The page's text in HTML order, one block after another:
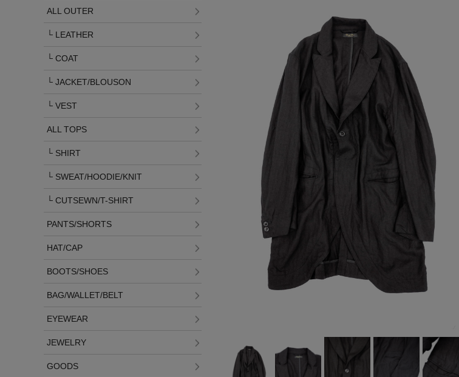
ALL OUTER
└ LEATHER
└ COAT
└ JACKET/BLOUSON
└ VEST
ALL TOPS
└ SHIRT
└ SWEAT/HOODIE/KNIT
└ CUTSEWN/T-SHIRT
PANTS/SHORTS
HAT/CAP
BOOTS/SHOES
BAG/WALLET/BELT
EYEWEAR
JEWELRY
GOODS